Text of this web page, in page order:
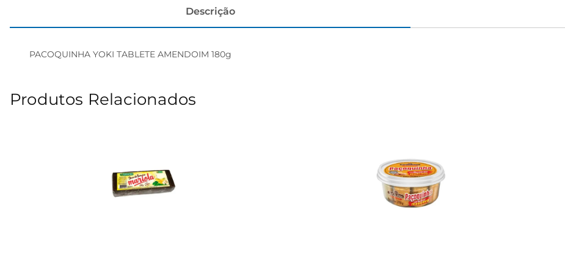
Descrição
PACOQUINHA YOKI TABLETE AMENDOIM 180g
Produtos Relacionados